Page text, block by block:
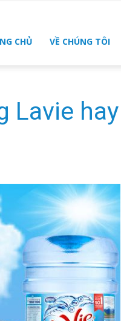
CHỦ VỀ CHÚNG TÔI
Lavie hay